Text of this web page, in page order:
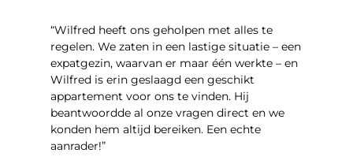
“Wilfred heeft ons geholpen met alles te
regelen. We zaten in een lastige situatie – een
expatgezin, waarvan er maar één werkte – en
Wilfred is erin geslaagd een geschikt
appartement voor ons te vinden. Hij
beantwoordde al onze vragen direct en we
konden hem altijd bereiken. Een echte
aanrader!”